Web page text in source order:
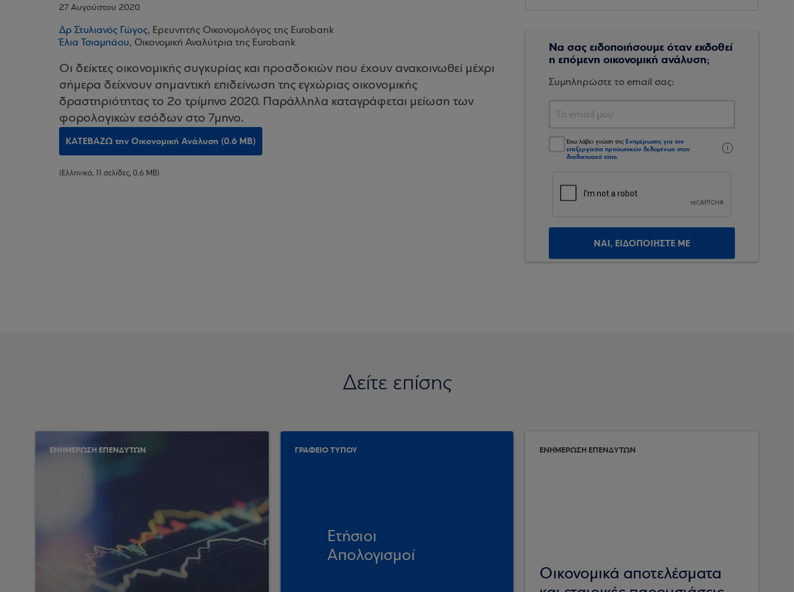
27 Αυγούστου 2020
Δρ Στυλιανός Γώγος, Ερευνητής Οικονομολόγος της Eurobank
Έλια Τσιαμπάου, Οικονομική Αναλύτρια της Eurobank
Οι δείκτες οικονομικής συγκυρίας και προσδοκιών που έχουν ανακοινωθεί μέχρι
σήμερα δείχνουν σημαντική επιδείνωση της εγχώριας οικονομικής
δραστηριότητας το 2ο τρίμηνο 2020. Παράλληλα καταγράφεται μείωση των
φορολογικών εσόδων στο 7μηνο.
ΚΑΤΕΒΑΖΩ την Οικονομική Ανάλυση (0.6 MB)
(Ελληνικά, 11 σελίδες, 0.6 MB)
Να σας ειδοποιήσουμε όταν εκδοθεί
η επόμενη οικονομική ανάλυση;
Συμπληρώστε το email σας:
Έχω λάβει γνώση της Ενημέρωσης για την
επεξεργασία προσωπικών δεδομένων στον
διαδικτυακό τόπο.
ΝΑΙ, ΕΙΔΟΠΟΙΗΣΤΕ ΜΕ
Δείτε επίσης
ΕΝΗΜΕΡΩΣΗ ΕΠΕΝΔΥΤΩΝ ΓΡΑΦΕΙΟ ΤΥΠΟΥ
Ετήσιοι
Απολογισμοί
ΕΝΗΜΕΡΩΣΗ ΕΠΕΝΔΥΤΩΝ
Οικονομικά αποτελέσματα